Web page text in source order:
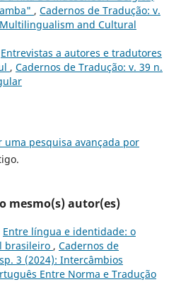
, Cadernos de Tradução: v.
and Cultural
Entrevistas a autores e tradutores
, Cadernos de Tradução: v. 39 n.
uma pesquisa avançada por
mesmo(s) autor(es)
Entre língua e identidade: o
brasileiro , Cadernos de
3 (2024): Intercâmbios
Entre Norma e Tradução